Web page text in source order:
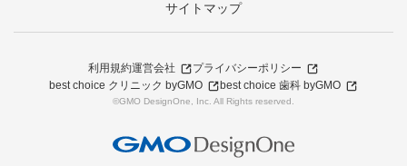
サイトマップ
利用規約運営会社
プライバシーポリシー
best choice クリニック byGMO
best choice 歯科 byGMO
©GMO DesignOne, Inc. All Rights reserved.